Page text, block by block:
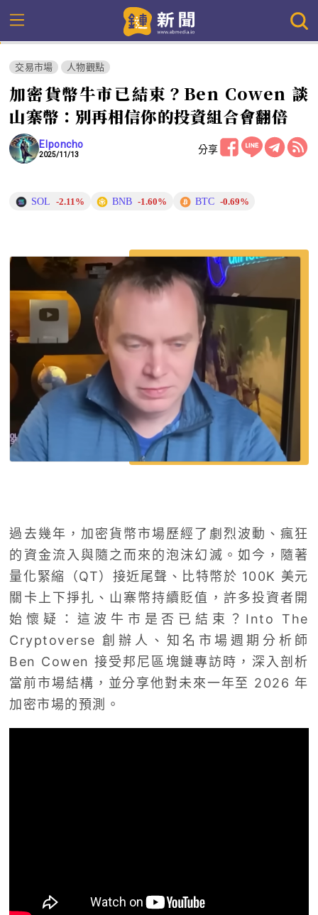
交易市場 人物觀點
加密貨幣牛市已結束？Ben Cowen 談
山寨幣：別再相信你的投資組合會翻倍
Elponcho
2025/11/13 分享
SOL -2.11% BNB -1.60% BTC -0.69%
過去幾年，加密貨幣市場歷經了劇烈波動、瘋狂
的資金流入與隨之而來的泡沫幻滅。如今，隨著
量化緊縮（QT）接近尾聲、比特幣於 100K 美元
關卡上下掙扎、山寨幣持續貶值，許多投資者開
始懷疑：這波牛市是否已結束？Into The
Cryptoverse 創辦人、知名市場週期分析師
Ben Cowen 接受邦尼區塊鏈專訪時，深入剖析
當前市場結構，並分享他對未來一年至 2026 年
加密市場的預測。